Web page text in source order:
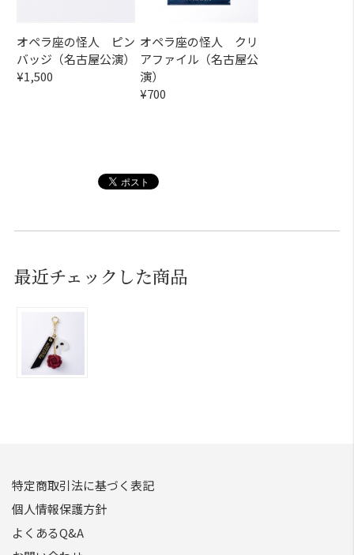
オペラ座の怪人 ピン
バッジ（名古屋公演）
¥1,500
オペラ座の怪人 クリ
アファイル（名古屋公
演）
¥700
最近チェックした商品
特定商取引法に基づく表記
個人情報保護方針
よくあるQ&A